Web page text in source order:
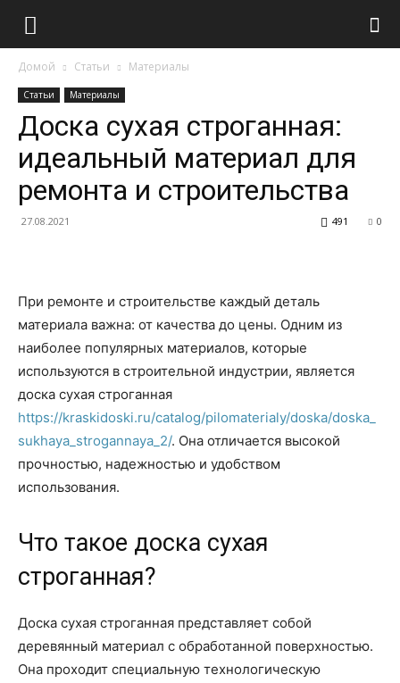
Домой Статьи Материалы
Статьи Материалы
Доска сухая строганная:
идеальный материал для
ремонта и строительства
27.08.2021 0
491
При ремонте и строительстве каждый деталь
материала важна: от качества до цены. Одним из
наиболее популярных материалов, которые
используются в строительной индустрии, является
доска сухая строганная
https://kraskidoski.ru/catalog/pilomaterialy/doska/doska_
sukhaya_strogannaya_2/. Она отличается высокой
прочностью, надежностью и удобством
использования.
Что такое доска сухая
строганная?
Доска сухая строганная представляет собой
деревянный материал с обработанной поверхностью.
Она проходит специальную технологическую